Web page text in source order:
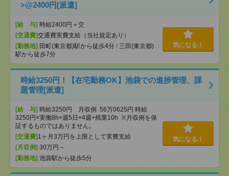
>@2400円[派遣]
[給 与] 時給2400円＋交
[交通費]交通費実費支給（当社規定あり）
[勤務地] 田町(東京都)駅から徒歩4分 / 三田(東京都)
駅から徒歩7分
気になる！
時給3250円！【在宅勤務OK】池袋での進捗管理、課
題管理[派遣]
[給 与] 時給3250円 月収例 56万0625円 時給
3250円×実働8h×週5日×4週+残業10h ※月収例を保
証するものではありません。
[交通費] 1ヶ月3万円を上限として実費支給
[月収例] 30万円～
[勤務地] 池袋駅から徒歩5分
気になる！